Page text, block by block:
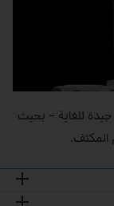
للغاية – بحيث